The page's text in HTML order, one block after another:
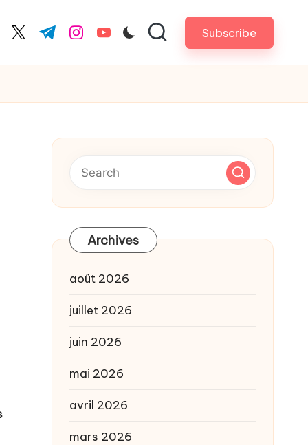
twitter.com
t.me instagram.com
youtube.com Subscribe
Archives
août 2026
juillet 2026
juin 2026
mai 2026
avril 2026
mars 2026